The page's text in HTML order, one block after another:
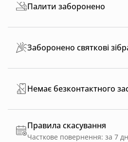
Палити заборонено
Заборонено святкові
Немає безконтактного
Правила скасування